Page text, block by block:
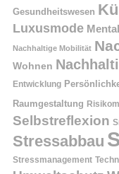
Gesundheitswesen
Luxusmode
Nachhaltige Mobilität
Wohnen
Entwicklung
Raumgestaltung
Selbstreflexion
Stressabbau
Stressmanagement